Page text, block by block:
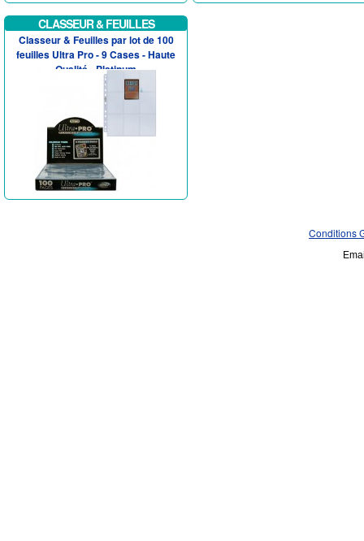
CLASSEUR & FEUILLES
Classeur & Feuilles par lot de 100
feuilles Ultra Pro - 9 Cases - Haute
Qualité - Platinum
Conditions